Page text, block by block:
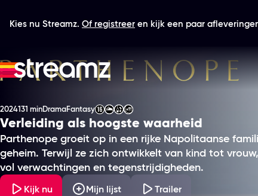
Kies nu Streamz. Of registreer en kijk een paar
Parthenope
Productiejaar
2024
Tijdsduur
131 min
Genre Drama
Genre Fantasy
Leeftijdsclassificatie
Verleiding als hoogste waarheid
Parthenope groeit op in een rijke Napolitaanse
geheim. Terwijl ze zich ontwikkelt van kind tot
vol verwachtingen en tegenstrijdigheden.
Kijk nu Mijn lijst Trailer